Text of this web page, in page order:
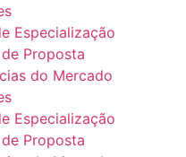
Especialização
Proposta
do Mercado
Especialização
Proposta